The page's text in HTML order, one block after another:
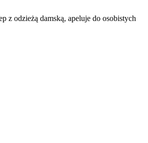
z odzieżą damską, apeluje do osobistych